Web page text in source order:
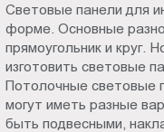
Световые панели для
форме. Основные
прямоугольник и круг.
изготовить световые
Потолочные световые
могут иметь разные
быть подвесными,